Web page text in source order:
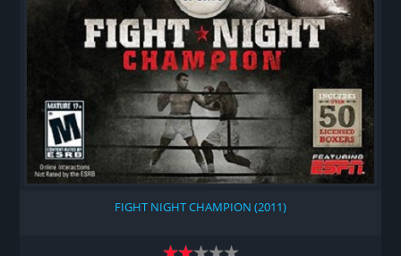
FIGHT NIGHT CHAMPION (2011)